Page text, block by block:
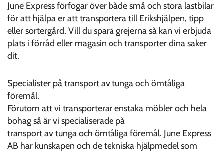
June Express förfogar över både små och stora lastbilar
för att hjälpa er att transportera till Erikshjälpen, tipp
eller sortergård. Vill du spara grejerna så kan vi erbjuda
plats i förråd eller magasin och transporter dina saker
dit.
Specialister på transport av tunga och ömtåliga
föremål.
Förutom att vi transporterar enstaka möbler och hela
bohag så är vi specialiserade på
transport av tunga och ömtåliga föremål. June Express
AB har kunskapen och de tekniska hjälpmedel som